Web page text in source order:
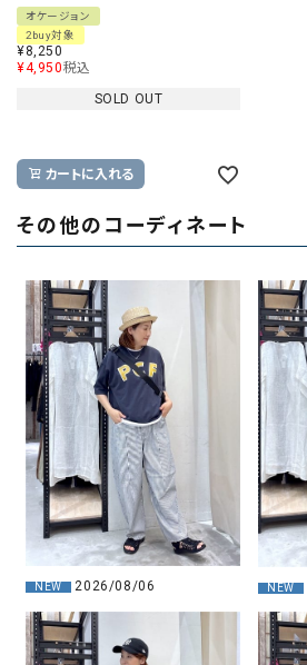
オケージョン
2buy対象
¥8,250
¥4,950税込
SOLD OUT
カートに入れる
その他のコーディネート
NEW 2026/08/06 NEW